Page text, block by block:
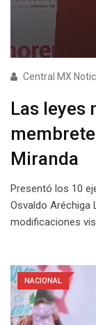
Central MX
Las leyes
Miranda
Presentó los 10
Osvaldo Aréchiga
modificaciones
NACIONAL